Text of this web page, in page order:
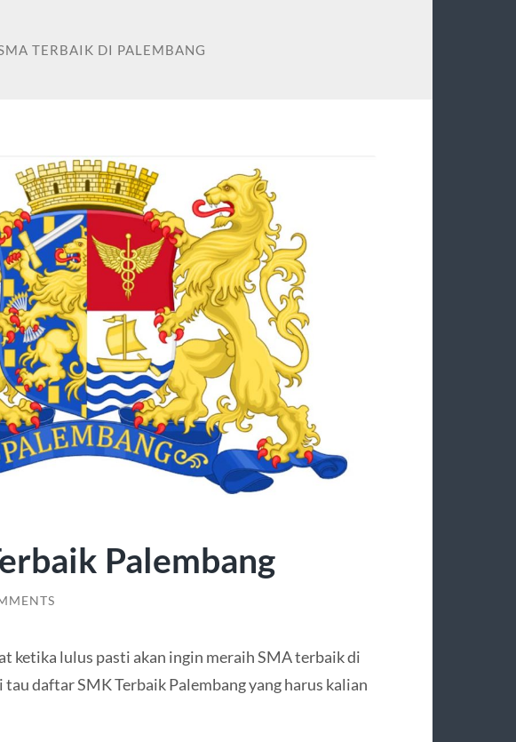
TERBAIK DI PALEMBANG
Palembang
ketika lulus pasti akan ingin meraih SMA terbaik di
daftar SMK Terbaik Palembang yang harus kalian